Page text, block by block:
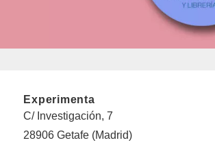
Experimenta
C/ Investigación, 7
28906 Getafe (Madrid)